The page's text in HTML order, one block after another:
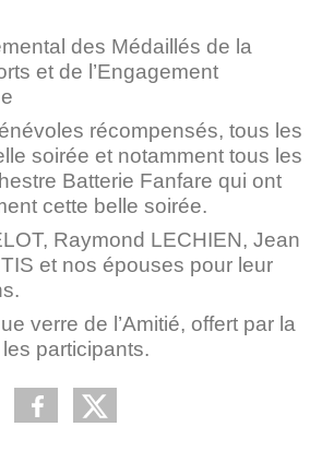
des Médaillés de la
et de l’Engagement
récompensés, tous les
soirée et notamment tous les
Batterie Fanfare qui ont
cette belle soirée.
Raymond LECHIEN, Jean
et nos épouses pour leur
verre de l’Amitié, offert par la
participants.